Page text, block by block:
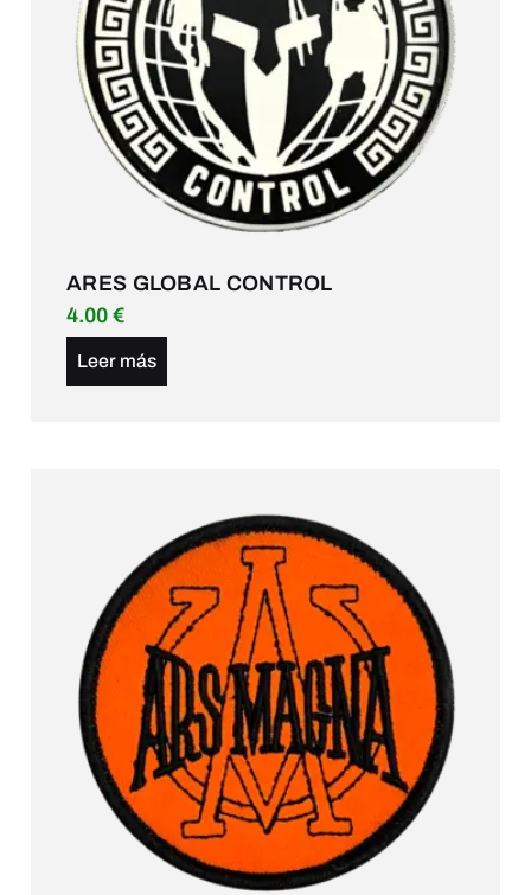
ARES GLOBAL CONTROL
4.00 €
Leer más